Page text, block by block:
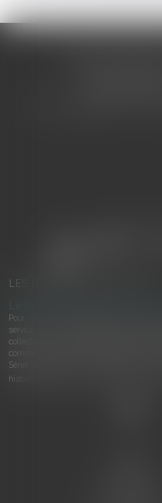
LES DERNIÈRES ACTUALITÉS
Le joug léger des monuments
Pour une gestion patrimoniale des
service du développement
collectivités Le monument historique
comme une charge. Le rapport que la
Sénat a consacré, en juillet 2026, à la
historiques invite à y voir aussi une